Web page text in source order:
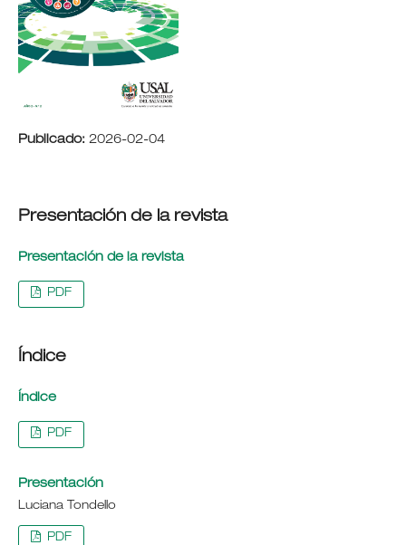
Publicado: 2026-02-04
Presentación de la revista
Presentación de la revista
PDF
Índice
Índice
PDF
Presentación
Luciana Tondello
PDF